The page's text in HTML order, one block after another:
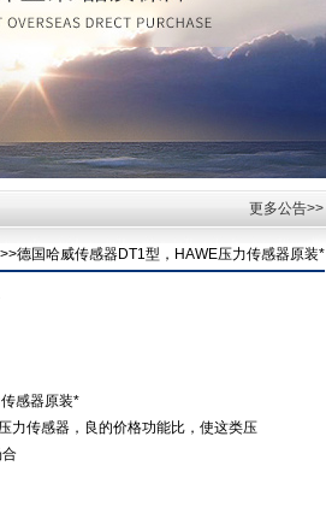
更多公告>>
德国哈威传感器DT1型，HAWE压力传感器原装*
感器原装*
力传感器，良的价格功能比，使这类压